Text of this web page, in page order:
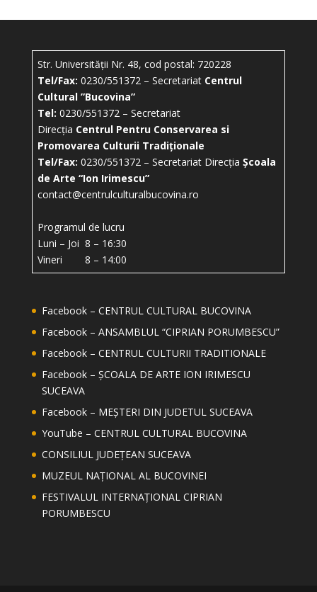
Str. Universității Nr. 48, cod postal: 720228
Tel/Fax: 0230/551372 – Secretariat Centrul
Cultural ”Bucovina”
Tel: 0230/551372 – Secretariat
Direcția Centrul Pentru Conservarea si
Promovarea Culturii Tradiționale
Tel/Fax: 0230/551372 – Secretariat Direcția Școala
de Arte “Ion Irimescu”
contact@centrulculturalbucovina.ro
Programul de lucru
Luni – Joi 8 – 16:30
Vineri 8 – 14:00
Facebook – CENTRUL CULTURAL BUCOVINA
Facebook – ANSAMBLUL “CIPRIAN PORUMBESCU”
Facebook – CENTRUL CULTURII TRADITIONALE
Facebook – ȘCOALA DE ARTE ION IRIMESCU
SUCEAVA
Facebook – MEȘTERI DIN JUDETUL SUCEAVA
YouTube – CENTRUL CULTURAL BUCOVINA
CONSILIUL JUDEȚEAN SUCEAVA
MUZEUL NAȚIONAL AL BUCOVINEI
FESTIVALUL INTERNAȚIONAL CIPRIAN
PORUMBESCU